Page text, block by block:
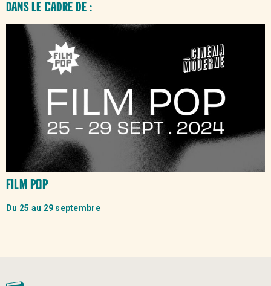
Dans le cadre de :
Film Pop
Du 25 au 29 septembre